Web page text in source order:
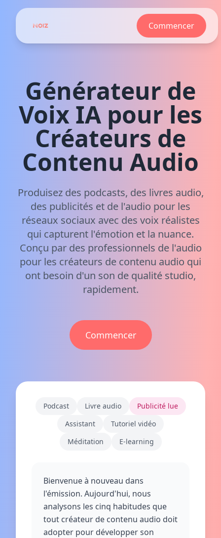
Commencer
Générateur de
Voix IA pour les
Créateurs de
Contenu Audio
Produisez des podcasts, des livres audio,
des publicités et de l'audio pour les
réseaux sociaux avec des voix réalistes
qui capturent l'émotion et la nuance.
Conçu par des professionnels de l'audio
pour les créateurs de contenu audio qui
ont besoin d'un son de qualité studio,
rapidement.
Commencer
Podcast Livre audio
Publicité lue
Assistant
Tutoriel vidéo
Méditation
E-learning
Bienvenue à nouveau dans
l'émission. Aujourd'hui, nous
analysons les cinq habitudes que
tout créateur de contenu audio doit
adopter pour développer son